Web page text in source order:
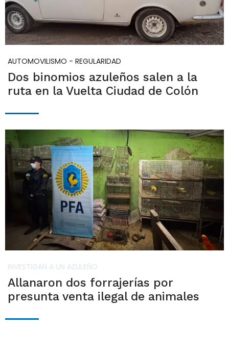
AUTOMOVILISMO - REGULARIDAD
Dos binomios azuleños salen a la
ruta en la Vuelta Ciudad de Colón
INVESTIGAN A UN AZULEÑO
Allanaron dos forrajerías por
presunta venta ilegal de animales